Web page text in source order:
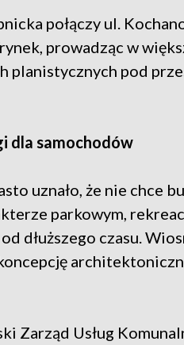
połączy ul.
prowadząc w
planistycznych pod
dla samochodów
uznało, że nie chce
parkowym,
dłuższego czasu.
Zarząd Usług